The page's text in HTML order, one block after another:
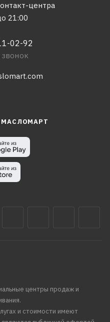
центра
21:00
02-92
ЗВОНОК
центры продаж и
и стоимости имеют